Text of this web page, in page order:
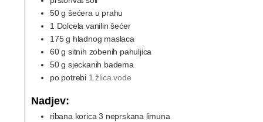
50 g šećera u prahu
1 Dolcela vanilin šećer
175 g hladnog maslaca
60 g sitnih zobenih pahuljica
50 g sjeckanih badema
po potrebi 1 žlica vode
Nadjev:
ribana korica 3 neprskana limuna